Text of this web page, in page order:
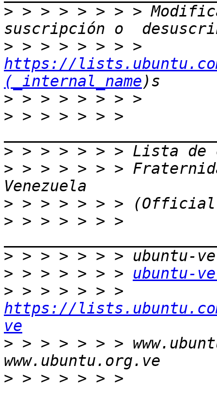
> > > > > > > >
>
https://
(_internal_name
>
> > > > > > >
>
> > > > > > >
>
> > > > > > >
>
> > > > > > > ubuntu-
>
https://
ve
> > > > > > >
> > > > > > >